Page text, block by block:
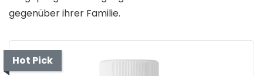
gegenüber ihrer Familie.
Hot Pick